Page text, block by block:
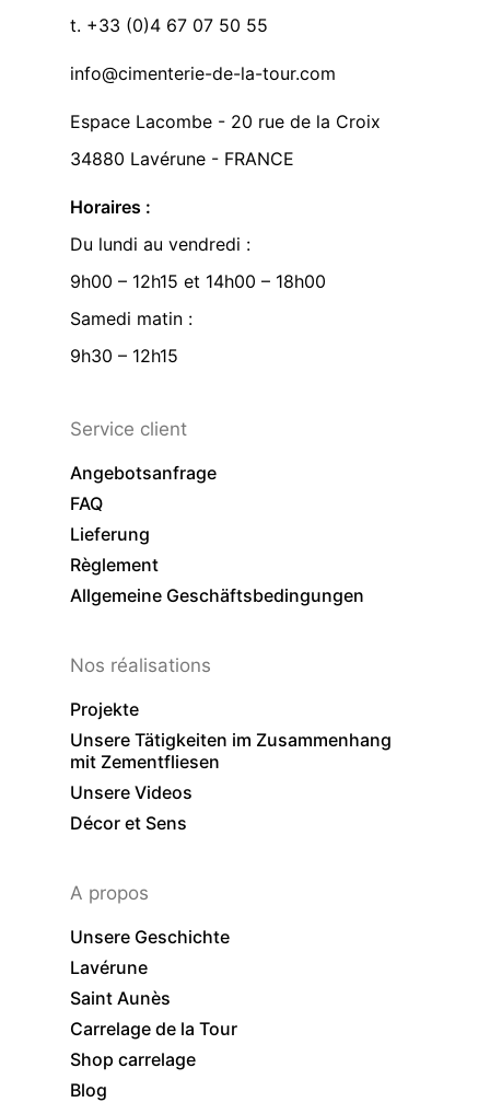
t. +33 (0)4 67 07 50 55
info@cimenterie-de-la-tour.com
Espace Lacombe - 20 rue de la Croix
34880 Lavérune - FRANCE
Horaires :
Du lundi au vendredi :
9h00 – 12h15 et 14h00 – 18h00
Samedi matin :
9h30 – 12h15
Service client
Angebotsanfrage
FAQ
Lieferung
Règlement
Allgemeine Geschäftsbedingungen
Nos réalisations
Projekte
Unsere Tätigkeiten im Zusammenhang
mit Zementfliesen
Unsere Videos
Décor et Sens
A propos
Unsere Geschichte
Lavérune
Saint Aunès
Carrelage de la Tour
Shop carrelage
Blog